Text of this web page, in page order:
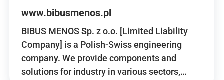
www.bibusmenos.pl
BIBUS MENOS Sp. z o.o. [Limited Liability
Company] is a Polish-Swiss engineering
company. We provide components and
solutions for industry in various sectors,…